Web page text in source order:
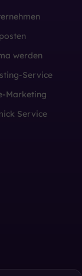
werden
Service
Marketing
Service